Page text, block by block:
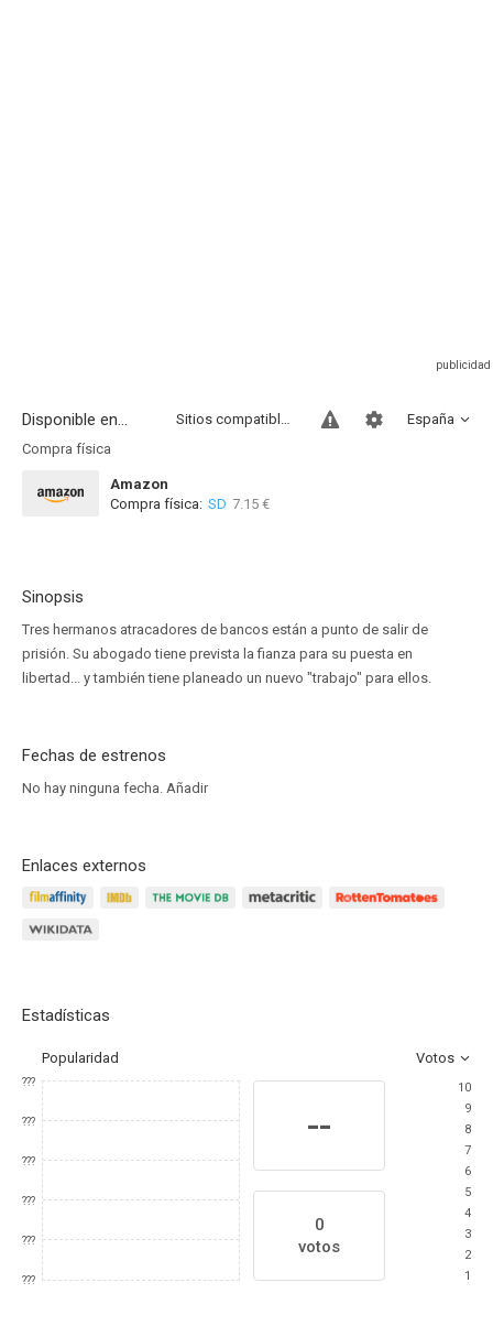
Disponible en... España
Sitios compatibles
Compra física
Amazon
Compra física: SD 7.15 €
Sinopsis
Tres hermanos atracadores de bancos están a punto de salir de
prisión. Su abogado tiene prevista la fianza para su puesta en
libertad... y también tiene planeado un nuevo "trabajo" para ellos.
Fechas de estrenos
No hay ninguna fecha. Añadir
Enlaces externos
Estadísticas
Popularidad Votos
???
???
???
???
???
???
--
0
votos
10
9
8
7
6
5
4
3
2
1